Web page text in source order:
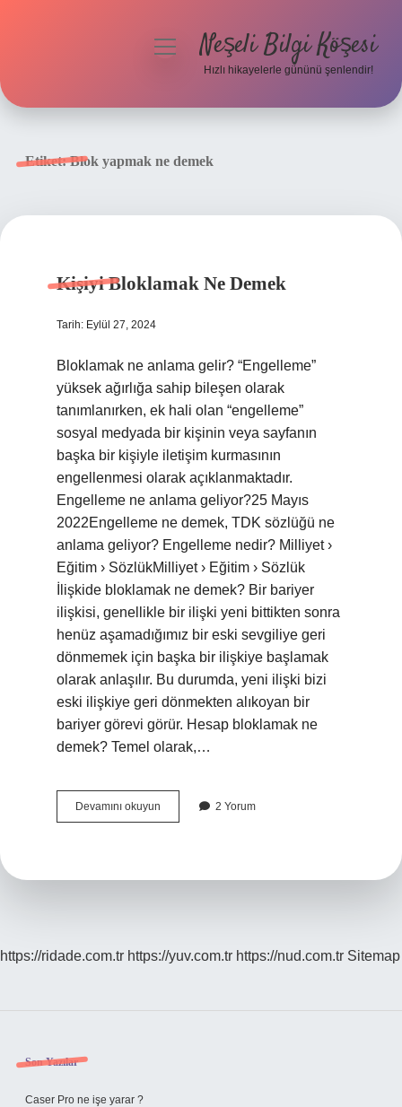
menüyüNeşeli Bilgi Köşesi
Hızlı hikayelerle gününü şenlendir!
Etiket:Blok yapmak ne demek
Kişiyi Bloklamak Ne Demek
Tarih: Eylül 27, 2024
Bloklamak ne anlama gelir? “Engelleme”
yüksek ağırlığa sahip bileşen olarak
tanımlanırken, ek hali olan “engelleme”
sosyal medyada bir kişinin veya sayfanın
başka bir kişiyle iletişim kurmasının
engellenmesi olarak açıklanmaktadır.
Engelleme ne anlama geliyor?25 Mayıs
2022Engelleme ne demek, TDK sözlüğü ne
anlama geliyor? Engelleme nedir? Milliyet ›
Eğitim › SözlükMilliyet › Eğitim › Sözlük
İlişkide bloklamak ne demek? Bir bariyer
ilişkisi, genellikle bir ilişki yeni bittikten sonra
henüz aşamadığımız bir eski sevgiliye geri
dönmemek için başka bir ilişkiye başlamak
olarak anlaşılır. Bu durumda, yeni ilişki bizi
eski ilişkiye geri dönmekten alıkoyan bir
bariyer görevi görür. Hesap bloklamak ne
demek? Temel olarak,…
Devamını okuyun
Bloklamak
2 Yorum
https://ridade.com.tr https://yuv.com.tr https://nud.com.tr Sitemap
Sidebar
Son Yazılar
Caser Pro ne işe yarar ?